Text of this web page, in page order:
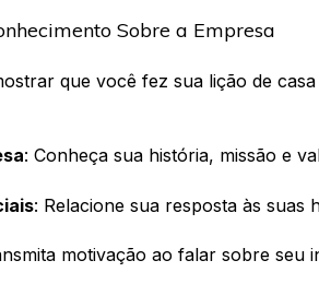
Sobre a Empresa
que você fez sua lição de
: Conheça sua história, missão e
: Relacione sua resposta às suas
motivação ao falar sobre seu